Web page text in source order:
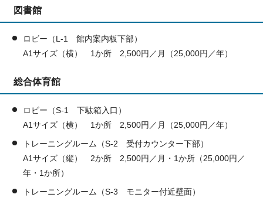
図書館
ロビー（L-1 館内案内板下部）
A1サイズ（横） 1か所 2,500円／月（25,000円／年）
総合体育館
ロビー（S-1 下駄箱入口）
A1サイズ（横） 1か所 2,500円／月（25,000円／年）
トレーニングルーム（S-2 受付カウンター下部）
A1サイズ（縦） 2か所 2,500円／月・1か所（25,000円／
年・1か所）
トレーニングルーム（S-3 モニター付近壁面）